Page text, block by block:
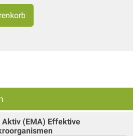
Aktiv (EMA) Effektive